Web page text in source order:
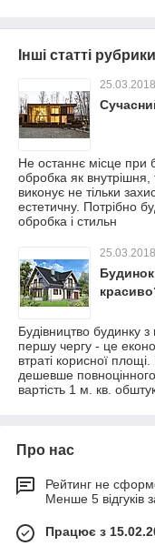
Інші статті рубрики
25.03.2018
Не останнє місце при
обробка як внутрішня,
виконує не тільки
естетичну. Потрібно
обробка і стильн
25.03.2018
Будівництво будинку
першу чергу - це
втраті корисної
дешевше
вартість 1 м. кв.
Про нас
Рейтинг не
Менше 5 відгуків
Працює з